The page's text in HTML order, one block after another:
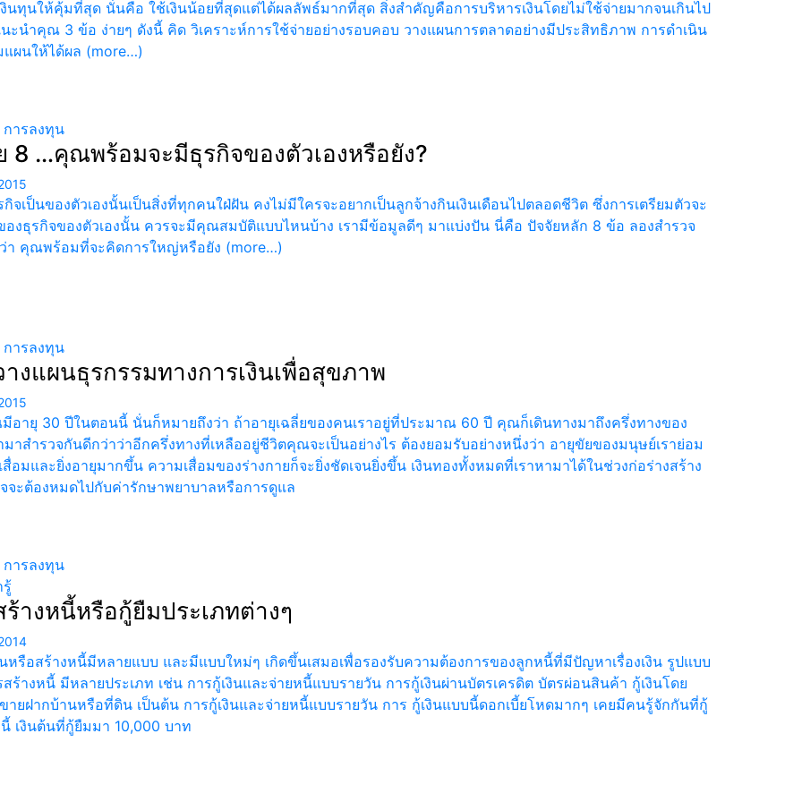
งินทุนให้คุ้มที่สุด นั่นคือ ใช้เงินน้อยที่สุดแต่ได้ผลลัพธ์มากที่สุด สิ่งสำคัญคือการบริหารเงินโดยไม่ใช้จ่ายมากจนเกินไป
ะนำคุณ 3 ข้อ ง่ายๆ ดังนี้ คิด วิเคราะห์การใช้จ่ายอย่างรอบคอบ วางแผนการตลาดอย่างมีประสิทธิภาพ การดำเนิน
แผนให้ได้ผล (more…)
การลงทุน
8 …คุณพร้อมจะมีธุรกิจของตัวเองหรือยัง?
จเป็นของตัวเองนั้นเป็นสิ่งที่ทุกคนใฝ่ฝัน คงไม่มีใครจะอยากเป็นลูกจ้างกินเงินเดือนไปตลอดชีวิต ซึ่งการเตรียมตัวจะ
องธุรกิจของตัวเองนั้น ควรจะมีคุณสมบัติแบบไหนบ้าง เรามีข้อมูลดีๆ มาแบ่งปัน นี่คือ ปัจจัยหลัก 8 ข้อ ลองสำรวจ
ว่า คุณพร้อมที่จะคิดการใหญ่หรือยัง (more…)
การลงทุน
างแผนธุรกรรมทางการเงินเพื่อสุขภาพ
อายุ 30 ปีในตอนนี้ นั่นก็หมายถึงว่า ถ้าอายุเฉลี่ยของคนเราอยู่ที่ประมาณ 60 ปี คุณก็เดินทางมาถึงครึ่งทางของ
มาสำรวจกันดีกว่าว่าอีกครึ่งทางที่เหลืออยู่ชีวิตคุณจะเป็นอย่างไร ต้องยอมรับอย่างหนึ่งว่า อายุขัยของมนุษย์เราย่อม
อมและยิ่งอายุมากขึ้น ความเสื่อมของร่างกายก็จะยิ่งชัดเจนยิ่งขึ้น เงินทองทั้งหมดที่เราหามาได้ในช่วงก่อร่างสร้าง
จะต้องหมดไปกับค่ารักษาพยาบาลหรือการดูแล
การลงทุน
ร้างหนี้หรือกู้ยืมประเภทต่างๆ
หรือสร้างหนี้มีหลายแบบ และมีแบบใหม่ๆ เกิดขึ้นเสมอเพื่อรองรับความต้องการของลูกหนี้ที่มีปัญหาเรื่องเงิน รูปแบบ
ร้างหนี้ มีหลายประเภท เช่น การกู้เงินและจ่ายหนี้แบบรายวัน การกู้เงินผ่านบัตรเครดิต บัตรผ่อนสินค้า กู้เงินโดย
ายฝากบ้านหรือที่ดิน เป็นต้น การกู้เงินและจ่ายหนี้แบบรายวัน การ กู้เงินแบบนี้ดอกเบี้ยโหดมากๆ เคยมีคนรู้จักกันที่กู้
เงินต้นที่กู้ยืมมา 10,000 บาท